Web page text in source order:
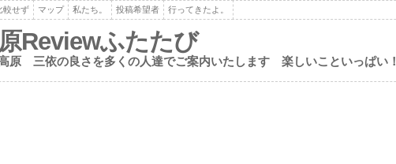
較せず マップ 私たち。 投稿希望者 行ってきたよ。
Reviewふたたび
原 三依の良さを多くの人達でご案内いたします 楽しいこといっぱい！